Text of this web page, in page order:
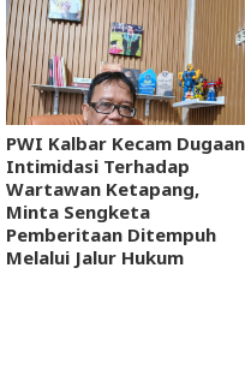
PWI Kalbar Kecam Dugaan
Intimidasi Terhadap
Wartawan Ketapang,
Minta Sengketa
Pemberitaan Ditempuh
Melalui Jalur Hukum